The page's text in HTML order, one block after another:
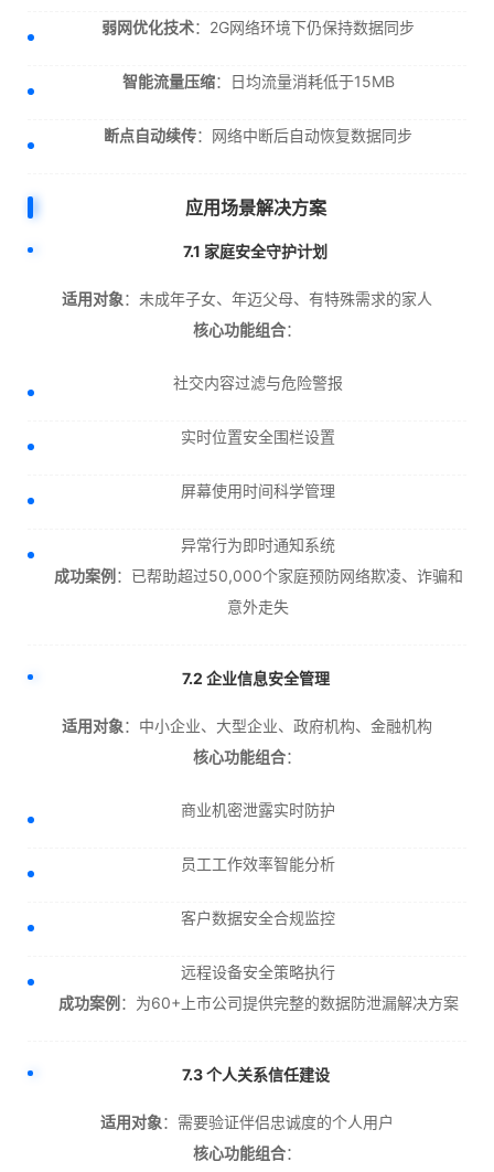
弱网优化技术：2G网络环境下仍保持数据同步
智能流量压缩：日均流量消耗低于15MB
断点自动续传：网络中断后自动恢复数据同步
应用场景解决方案
7.1 家庭安全守护计划
适用对象：未成年子女、年迈父母、有特殊需求的家人
核心功能组合：
社交内容过滤与危险警报
实时位置安全围栏设置
屏幕使用时间科学管理
异常行为即时通知系统
成功案例 ：已帮助超过50,000个家庭预防网络欺凌、诈骗和
意外走失
7.2 企业信息安全管理
适用对象：中小企业、大型企业、政府机构、金融机构
核心功能组合：
商业机密泄露实时防护
员工工作效率智能分析
客户数据安全合规监控
远程设备安全策略执行
成功案例 ：为60+上市公司提供完整的数据防泄漏解决方案
7.3 个人关系信任建设
适用对象：需要验证伴侣忠诚度的个人用户
核心功能组合：